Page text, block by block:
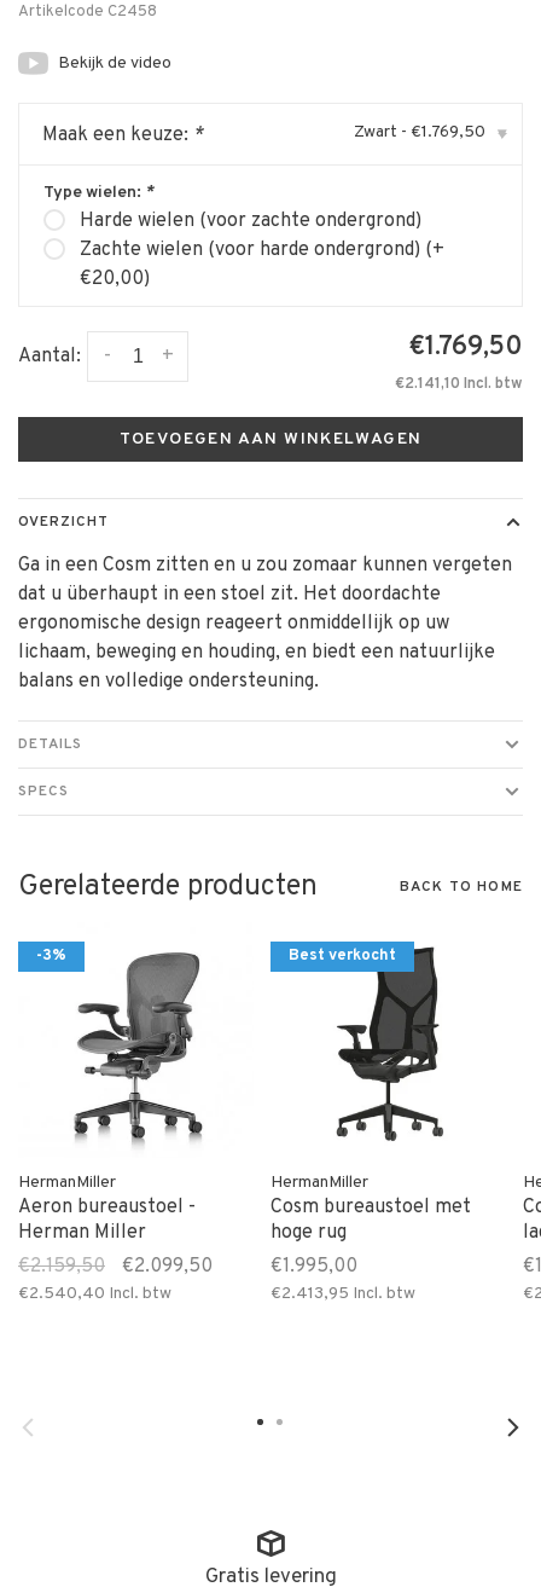
Artikelcode C2458
Bekijk de video
Maak een keuze: * Zwart - €1.769,50 ▾
Type wielen: *
Harde wielen (voor zachte ondergrond)
Zachte wielen (voor harde ondergrond) (+
€20,00)
Aantal: +
- €1.769,50
€2.141,10 Incl. btw
TOEVOEGEN AAN WINKELWAGEN
OVERZICHT
Ga in een Cosm zitten en u zou zomaar kunnen vergeten
dat u überhaupt in een stoel zit. Het doordachte
ergonomische design reageert onmiddellijk op uw
lichaam, beweging en houding, en biedt een natuurlijke
balans en volledige ondersteuning.
DETAILS
SPECS
Gerelateerde producten BACK TO HOME
-3%
HermanMiller
Aeron bureaustoel -
Herman Miller
€2.159,50
€2.099,50
€2.540,40 Incl. btw
Best verkocht
HermanMiller
Cosm bureaustoel met
hoge rug
€1.995,00
€2.413,95 Incl. btw
Gratis levering